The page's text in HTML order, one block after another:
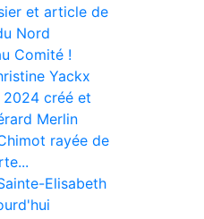
et article de
Nord
Comité !
Yackx
créé et
Merlin
rayée de
Elisabeth